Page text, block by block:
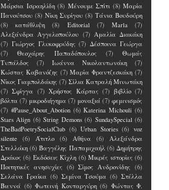
Μάρσια Ισραηλίδη (8) Μένουμε Σπίτι (8) Μαρία
Πανούτσου (8) Νίκη Συρίγου (8) Τάνια Βουδούρη
(8)
κατάθλιψη (8) Editorial (7) Marla
(7)
Αλεξάνδρα Αγγελοπούλου (7) Αμαλία Διακάκη
(7) Γιώργος Γλυκοφρύδης (7) Δέσποινα Γεώργα
(7)
Θεοχάρης Παπαδόπουλος (7)
Θωμάς
Τυπάλδος
(7) Ιωάννα Νικολαντωνάκη
(7)
Κώστας Καβανόζης (7) Μαρία Φραντζεσκάκη (7)
Νίκος Γιαμπολδάκης (7) Σίλια Κατραλή Μινωτάκη
(7) Σφίγγα (7) Χρήστος Κάρτας (7) βιβλίο (7)
βόλτα (7) μικροδιήγημα (7) μοναξιά (7) φεμινισμός
(7) #Pause_About_Abotion (6) Katerina Michouli (6)
Stars Align (6) String Demons (6) SundaySpecial (6)
TheBadPoetrySocialClub (6) Urban Stories (6) voz
silente
(6) Άτιτλο (6) Αθήνα (6)
Αλεξάνδρα
Στελλάκη (6) Βαγγέλης Παπαμιχαήλ (6) Δημήτρης
Δράκος (6) Εκδόσεις Κίχλη (6) Μικρές ιστορίες (6)
Ποιτητικές ανησυχίες (6) Σίμος Ανδρονίδης (6)
Σελάνα Γραίκα (6) Σεμίνα Τσούμα (6) Στέλλα
Βιεννά (6) Φωτεινή Κονταργύρη (6) Φώντας Φ.